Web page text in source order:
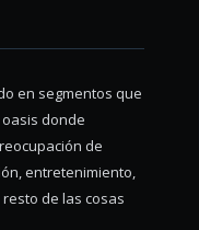
en segmentos que
donde
de
entretenimiento,
de las cosas